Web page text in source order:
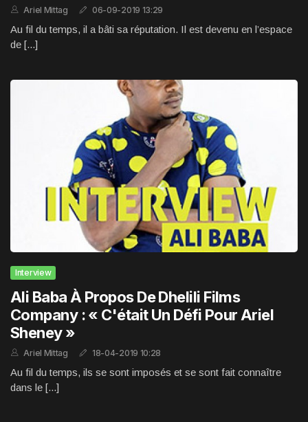
Ariel Mittag 06-09-2019 13:29
Au fil du temps, il a bâti sa réputation. Il est devenu en l’espace
de [...]
Interview
Ali Baba À Propos De Dhelili Films
Company : « C'était Un Défi Pour Ariel
Sheney »
Ariel Mittag 18-04-2019 10:28
Au fil du temps, ils se sont imposés et se sont fait connaître
dans le [...]